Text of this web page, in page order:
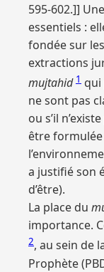
595-602.]] Une
essentiels :
fondée sur
extractions
mujtahid 1
ne sont pas
ou s’il
être
a justifié son
d’être).
La place du
importance.
2, au sein de
Prophète